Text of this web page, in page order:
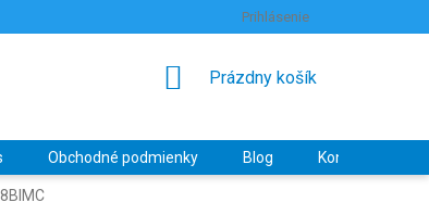
ÚDAJOV HODNOTENIE OBCHODU
Prihlásenie
NÁKUPNÝ
Prázdny košík
Obchodné podmienky Blog Kontakty